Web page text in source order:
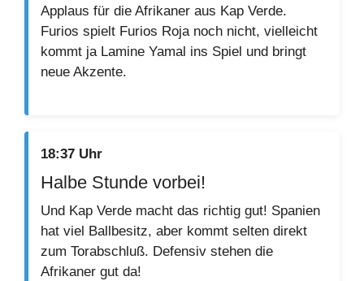
Applaus für die Afrikaner aus Kap Verde.
Furios spielt Furios Roja noch nicht, vielleicht
kommt ja Lamine Yamal ins Spiel und bringt
neue Akzente.
18:37 Uhr
Halbe Stunde vorbei!
Und Kap Verde macht das richtig gut! Spanien
hat viel Ballbesitz, aber kommt selten direkt
zum Torabschluß. Defensiv stehen die
Afrikaner gut da!